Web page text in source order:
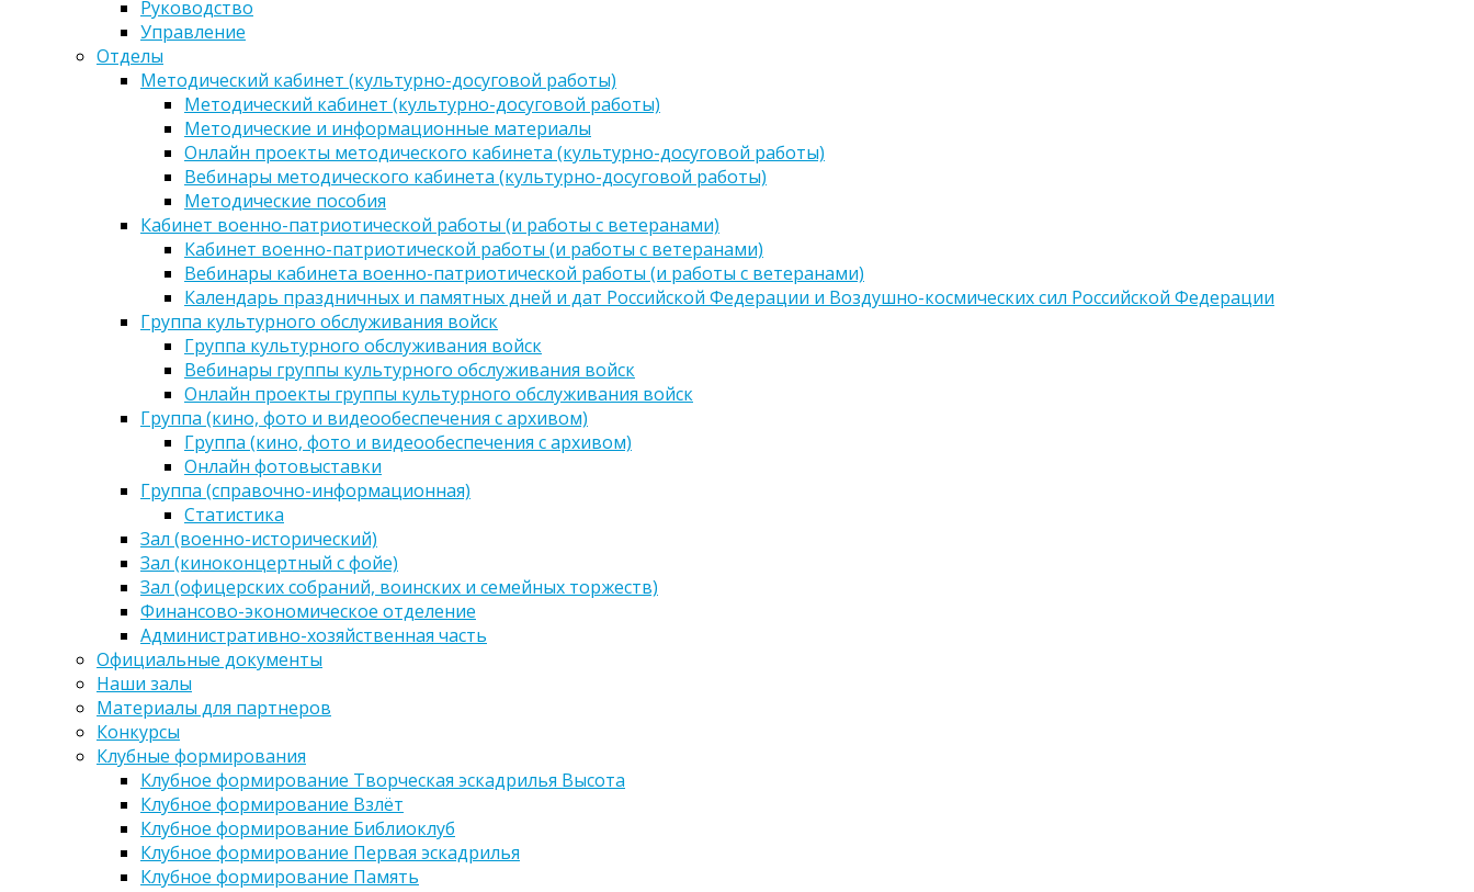
Руководство
Управление
Отделы
Методический кабинет (культурно-досуговой работы)
Методический кабинет (культурно-досуговой работы)
Методические и информационные материалы
Онлайн проекты методического кабинета (культурно-досуговой работы)
Вебинары методического кабинета (культурно-досуговой работы)
Методические пособия
Кабинет военно-патриотической работы (и работы с ветеранами)
Кабинет военно-патриотической работы (и работы с ветеранами)
Вебинары кабинета военно-патриотической работы (и работы с ветеранами)
Календарь праздничных и памятных дней и дат Российской Федерации и Воздушно-космических сил Российской Федерации
Группа культурного обслуживания войск
Группа культурного обслуживания войск
Вебинары группы культурного обслуживания войск
Онлайн проекты группы культурного обслуживания войск
Группа (кино, фото и видеообеспечения с архивом)
Группа (кино, фото и видеообеспечения с архивом)
Онлайн фотовыставки
Группа (справочно-информационная)
Статистика
Зал (военно-исторический)
Зал (киноконцертный с фойе)
Зал (офицерских собраний, воинских и семейных торжеств)
Финансово-экономическое отделение
Административно-хозяйственная часть
Официальные документы
Наши залы
Материалы для партнеров
Конкурсы
Клубные формирования
Клубное формирование Творческая эскадрилья Высота
Клубное формирование Взлёт
Клубное формирование Библиоклуб
Клубное формирование Первая эскадрилья
Клубное формирование Память